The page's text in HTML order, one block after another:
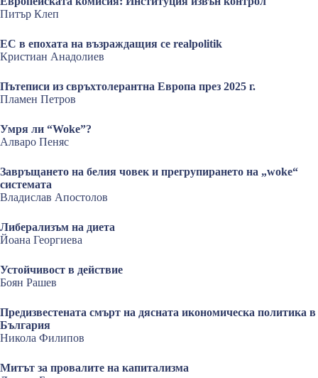
Питър Клеп
ЕС в епохата на възраждащия се realpolitik
Кристиан Анадолиев
Пътеписи из свръхтолерантна Европа през 2025 г.
Пламен Петров
Умря ли “Woke”?
Алваро Пеняс
Завръщането на белия човек и прегрупирането на „woke“
системата
Владислав Апостолов
Либерализъм на диета
Йоана Георгиева
Устойчивост в действие
Боян Рашев
Предизвестената смърт на дясната икономическа политика в
България
Никола Филипов
Митът за провалите на капитализма